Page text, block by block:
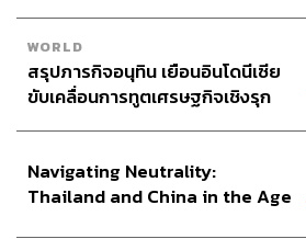
WORLD
สรุปภารกิจอนุทิน เยือนอินโดนีเซีย
ขับเคลื่อนการทูตเศรษฐกิจเชิงรุก
Navigating Neutrality:
Thailand and China in the Age